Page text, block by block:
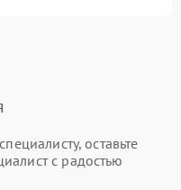
оставьте
с радостью